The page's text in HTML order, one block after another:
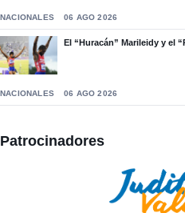
NACIONALES 06 AGO 2026
El “Huracán” Marileidy y el
NACIONALES 06 AGO 2026
Patrocinadores